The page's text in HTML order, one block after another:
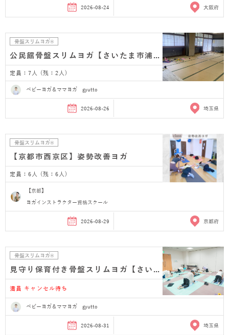
2026-08-24 大阪府
骨盤スリムヨガ®
公民館骨盤スリムヨガ【さいたま市浦和 産後ヨガ】
定員：7人 (残：2人)
ベビーヨガ＆ママヨガ gyutto
2026-08-26 埼玉県
骨盤スリムヨガ®
【京都市西京区】姿勢改善ヨガ
定員：6人 (残：6人)
【京都】
ヨガインストラクター資格スクール
2026-08-29 京都府
骨盤スリムヨガ®
見守り保育付き骨盤スリムヨガ【さいたま市浦和 産…
満員 キャンセル待ち
ベビーヨガ＆ママヨガ gyutto
2026-08-31 埼玉県